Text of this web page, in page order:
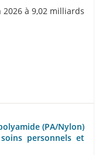
à 9,02 milliards
(PA/Nylon)
personnels et